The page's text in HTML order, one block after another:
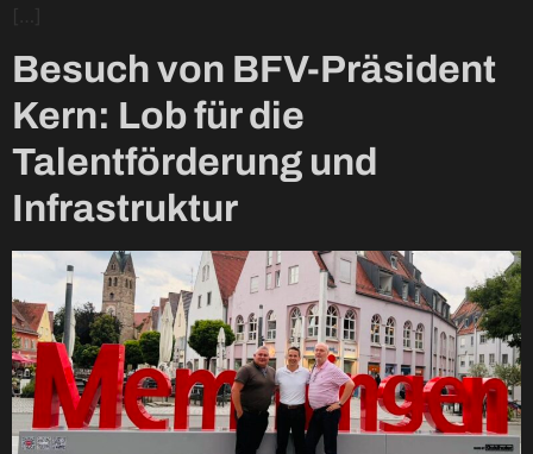
Besuch von BFV-Präsident
Kern: Lob für die
Talentförderung und
Infrastruktur